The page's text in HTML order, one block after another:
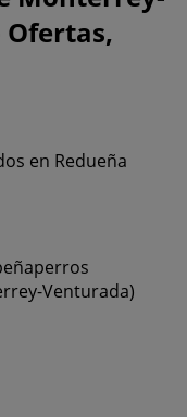
Ofertas,
en Redueña
Venturada)